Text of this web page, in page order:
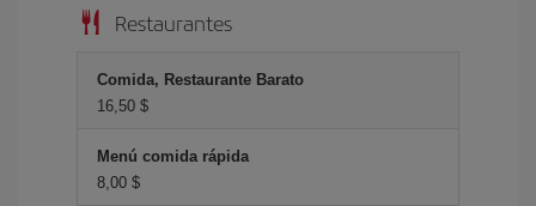
Restaurantes
Comida, Restaurante Barato
16,50 $
Menú comida rápida
8,00 $